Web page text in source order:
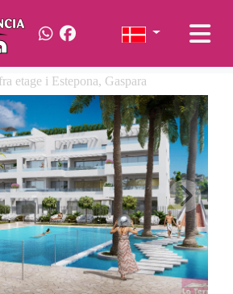
etage i Estepona, Gaspara